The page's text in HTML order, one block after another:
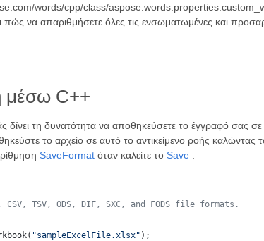
words/cpp/class/
να απαριθμήσετε όλες τις ενσωματωμένες και
μέσω C++
δίνει τη δυνατότητα να αποθηκεύσετε το έγγραφό σας
το αρχείο σε αυτό το αντικείμενο ροής καλώντας
SaveFormat όταν καλείτε το Save
CSV, TSV, ODS, DIF, SXC, and FODS file formats.
"sampleExcelFile.xlsx" );